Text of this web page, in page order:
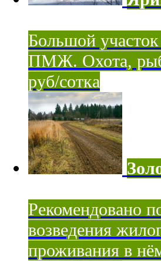
Большой
ПМЖ. Охота,
руб/сотка
Рекомендовано
возведения
проживания в